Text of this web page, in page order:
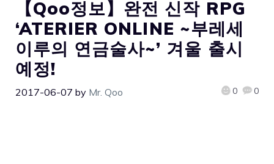
【Qoo정보】완전 신작 RPG
‘ATERIER ONLINE ~부레세
이루의 연금술사~’ 겨울 출시
예정!
2017-06-07 by Mr. Qoo 0 0